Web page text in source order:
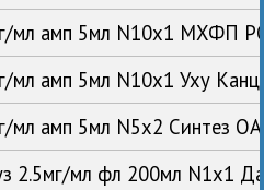
мл амп 5мл N10x1 МХФП
мл амп 5мл N10x1 Уху
мл амп 5мл N5x2 Синтез
2.5мг/мл фл 200мл N1x1